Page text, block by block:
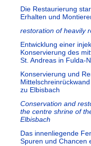
Die Restaurierung
Erhalten und
restoration of heavily
Entwicklung einer
Konservierung des
St. Andreas in Fulda-
Konservierung und
zu Elbisbach
Conservation and
the centre shrine of
Elbisbach
Das innenliegende
Spuren und Chancen